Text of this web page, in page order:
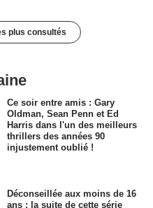
plus consultés
Ce soir entre amis : Gary
Oldman, Sean Penn et Ed
Harris dans l'un des meilleurs
thrillers des années 90
injustement oublié !
Déconseillée aux moins de 16
ans : la suite de cette série